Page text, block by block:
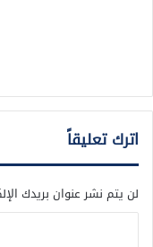
اترك تعليقاً
لن يتم نشر عنوان بريدك